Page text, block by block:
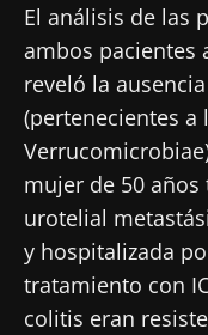
El análisis de las
ambos pacientes
reveló la
(pertenecientes a
mujer de 50
urotelial
y hospitalizada
tratamiento con
colitis eran